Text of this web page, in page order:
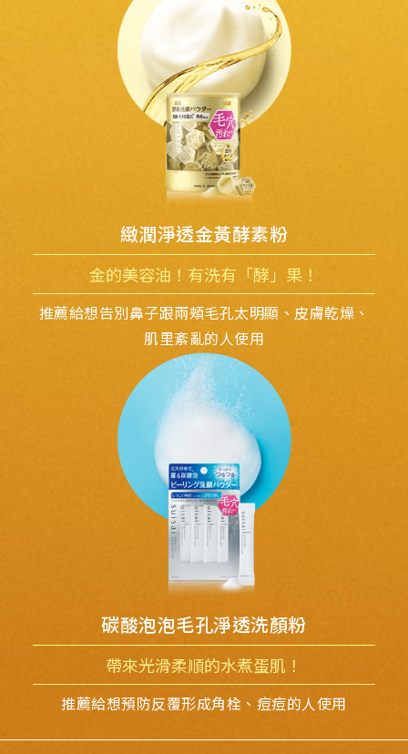
緻潤淨透金黃酵素粉
金的美容油！有洗有「酵」果！
推薦給想告別鼻子跟兩頰毛孔太明顯、 皮膚乾燥、
肌里紊亂的人使用
碳酸泡泡毛孔淨透洗顏粉
帶來光滑柔順的水煮蛋肌！
推薦給想預防反覆形成角栓、 痘痘的人使用